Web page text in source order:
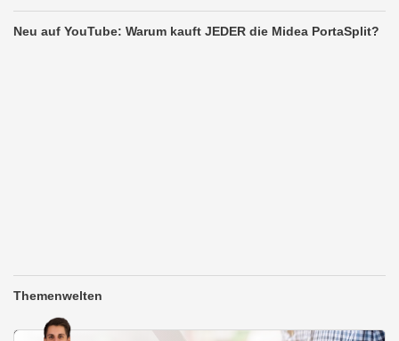
Neu auf YouTube: Warum kauft JEDER die Midea PortaSplit?
Themenwelten